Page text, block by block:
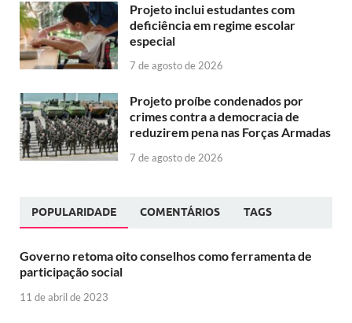
Projeto inclui estudantes com
deficiência em regime escolar
especial
7 de agosto de 2026
Projeto proíbe condenados por
crimes contra a democracia de
reduzirem pena nas Forças Armadas
7 de agosto de 2026
POPULARIDADE COMENTÁRIOS TAGS
Governo retoma oito conselhos como ferramenta de
participação social
11 de abril de 2023